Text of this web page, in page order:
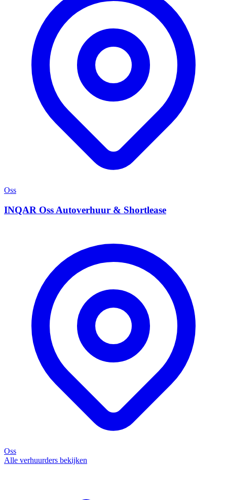
Oss
INQAR Oss Autoverhuur & Shortlease
Oss
Alle verhuurders bekijken